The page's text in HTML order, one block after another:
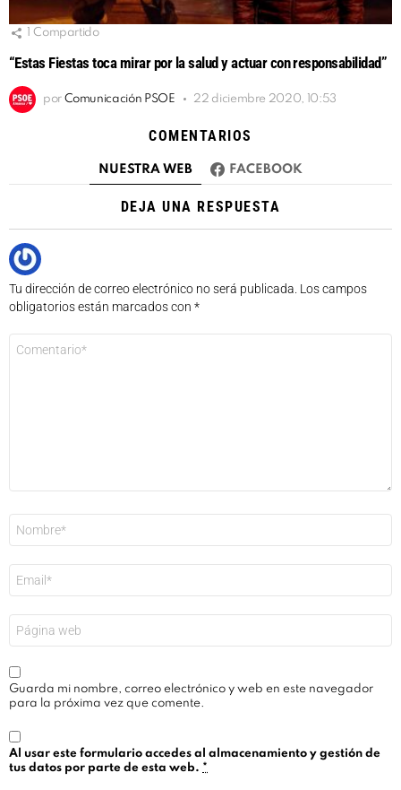
Compartido
“Estas Fiestas toca mirar por la salud y actuar con responsabilidad”
por Comunicación PSOE 22 diciembre 2020, 10:53
COMENTARIOS
NUESTRA WEB FACEBOOK
DEJA UNA RESPUESTA
Tu dirección de correo electrónico no será publicada. Los campos
obligatorios están marcados con *
electrónico
*
Guarda mi nombre, correo electrónico y web en este navegador
para la próxima vez que comente.
Al usar este formulario accedes al almacenamiento y gestión de
tus datos por parte de esta web. *